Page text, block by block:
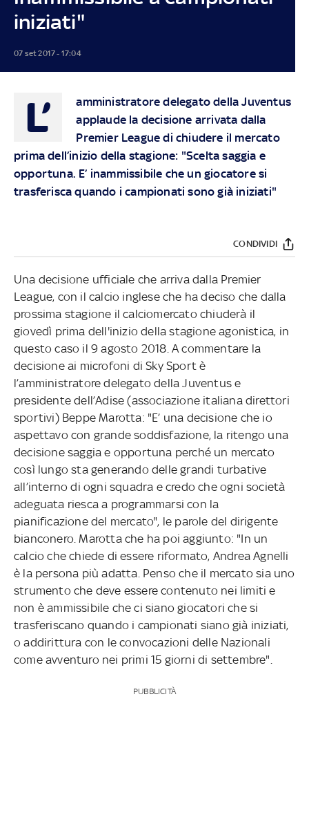
iniziati"
07 set 2017 - 17:04
L’
amministratore delegato della Juventus
applaude la decisione arrivata dalla
Premier League di chiudere il mercato
prima dell’inizio della stagione: "Scelta saggia e
opportuna. E’ inammissibile che un giocatore si
trasferisca quando i campionati sono già iniziati"
CONDIVIDI
Una decisione ufficiale che arriva dalla Premier
League, con il calcio inglese che ha deciso che dalla
prossima stagione il calciomercato chiuderà il
giovedì prima dell'inizio della stagione agonistica, in
questo caso il 9 agosto 2018. A commentare la
decisione ai microfoni di Sky Sport è
l’amministratore delegato della Juventus e
presidente dell’Adise (associazione italiana direttori
sportivi) Beppe Marotta: "E’ una decisione che io
aspettavo con grande soddisfazione, la ritengo una
decisione saggia e opportuna perché un mercato
così lungo sta generando delle grandi turbative
all’interno di ogni squadra e credo che ogni società
adeguata riesca a programmarsi con la
pianificazione del mercato", le parole del dirigente
bianconero. Marotta che ha poi aggiunto: "In un
calcio che chiede di essere riformato, Andrea Agnelli
è la persona più adatta. Penso che il mercato sia uno
strumento che deve essere contenuto nei limiti e
non è ammissibile che ci siano giocatori che si
trasferiscano quando i campionati siano già iniziati,
o addirittura con le convocazioni delle Nazionali
come avventuro nei primi 15 giorni di settembre".
PUBBLICITÀ